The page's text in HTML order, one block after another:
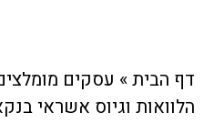
דף הבית» עסקים
הלוואות וגיוס אשראי